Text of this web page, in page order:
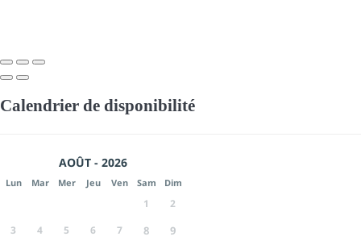
Calendrier de disponibilité
AOÛT - 2026
Lun Mar Mer Jeu Ven Sam Dim
1
2
3
4 5 6 7 8
9